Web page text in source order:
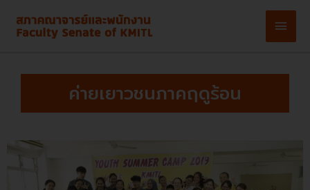
content
Main
ค่ายเยาวชนภาคฤดูร้อน